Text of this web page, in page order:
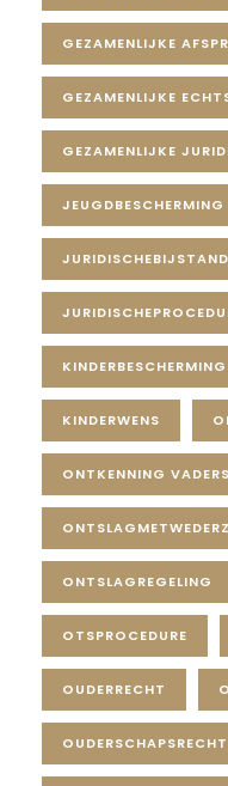
GEZAMENLIJKE
GEZAMENLIJKE
GEZAMENLIJKE
JEUGDBESCHERMING
JURIDISCHEBIJSTAND
KINDERBESCHERMING
KINDERWENS
ONTKENNING
ONTSLAGREGELING
OTSPROCEDURE
OUDERRECHT